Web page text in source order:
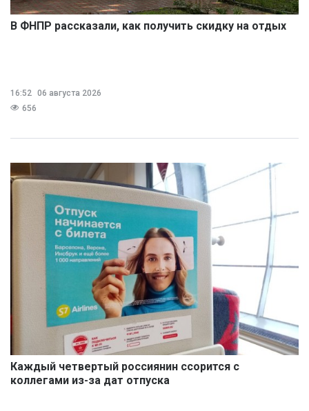
В ФНПР рассказали, как получить скидку на отдых
16:52 06 августа 2026
656
Каждый четвертый россиянин ссорится с
коллегами из-за дат отпуска